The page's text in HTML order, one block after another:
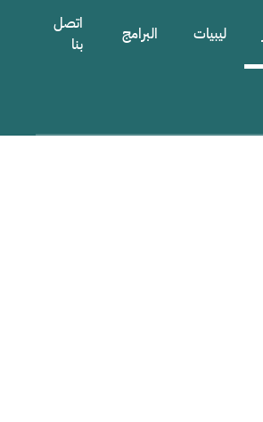
ليبيات البرامج
اتصل
بنا